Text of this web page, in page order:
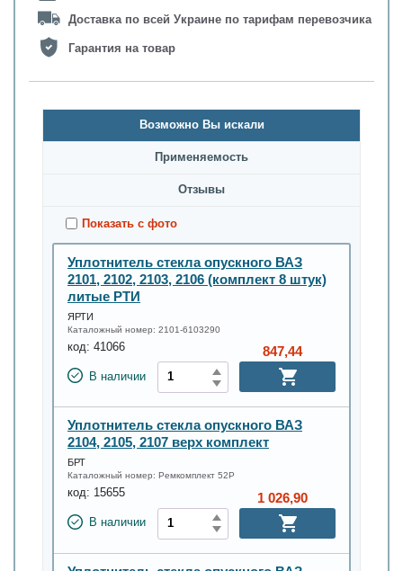
Доставка по всей Украине по тарифам перевозчика
Гарантия на товар
Возможно Вы искали
Применяемость
Oтзывы
Показать с фото
Уплотнитель стекла опускного ВАЗ
2101, 2102, 2103, 2106 (комплект 8 штук)
литые РТИ
ЯРТИ
Каталожный номер: 2101-6103290
код: 41066
В наличии
847,44
Уплотнитель стекла опускного ВАЗ
2104, 2105, 2107 верх комплект
БРТ
Каталожный номер: Ремкомплект 52Р
код: 15655
В наличии
1 026,90